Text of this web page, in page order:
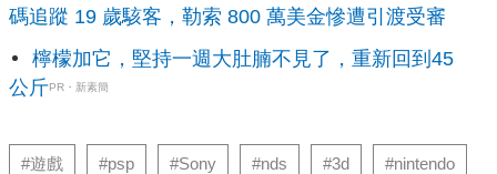
碼追蹤 19 歲駭客，勒索 800 萬美金慘遭引渡受審
檸檬加它，堅持一週大肚腩不見了，重新回到45
公斤PR・新素簡
#遊戲 #psp #Sony #nds #3d #nintendo